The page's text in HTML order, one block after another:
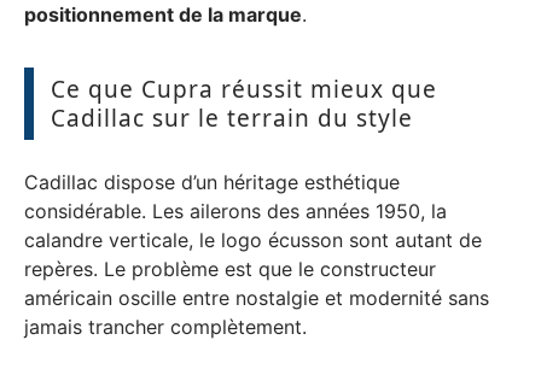
positionnement de la marque.
Ce que Cupra réussit mieux que
Cadillac sur le terrain du style
Cadillac dispose d’un héritage esthétique
considérable. Les ailerons des années 1950, la
calandre verticale, le logo écusson sont autant de
repères. Le problème est que le constructeur
américain oscille entre nostalgie et modernité sans
jamais trancher complètement.